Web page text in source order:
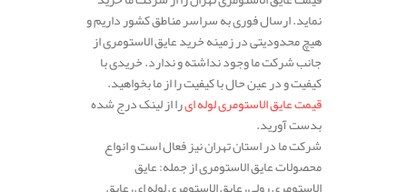
نماید. ارسال فوری به سراسر مناطق کشور داریم و
هیچ محدودیتی در زمینه خرید عایق الاستومری از
جانب شرکت ما وجود نداشته و ندارد. خریدی با
کیفیت و در عین حال با کیفیت را از ما بخواهید.
قیمت عایق الاستومری لوله ایرا از لینک درج شده
بدست آورید.
شرکت ما در استان تهران نیز فعال است و انواع
محصولات عایق الاستومری از جمله: عایق